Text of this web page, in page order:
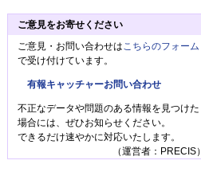
ご意見をお寄せください
ご意見・お問い合わせは こちらのフォーム
で受け付けています。
有報キャッチャーお問い合わせ
不正なデータや問題のある情報を見つけた
場合には、ぜひお知らせください。
できるだけ速やかに対応いたします。
（運営者：PRECIS）